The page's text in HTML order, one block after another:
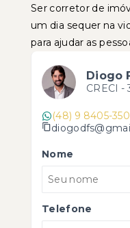
Ser corretor de
um dia sequer na
para ajudar as
Diogo
CRECI -
(48) 9 8405-
Nome
Telefone